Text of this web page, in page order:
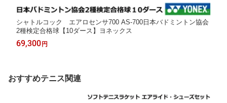
シャトルコック エアロセンサ700 AS-700日本バドミントン協会
2種検定合格球【10ダース】ヨネックス
69,300円
おすすめテニス関連